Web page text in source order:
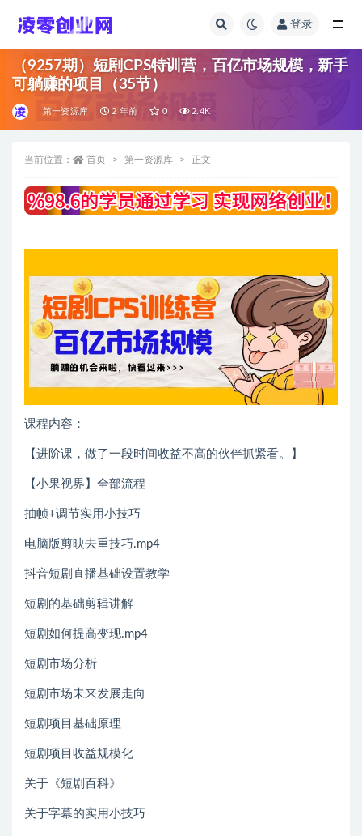
登录
（9257期）短剧CPS特训营，百亿市场规模，新手
可躺赚的项目（35节）
第一资源库 2 年前 0 2.4K
当前位置： 首页 第一资源库 正文
课程内容：
【进阶课，做了一段时间收益不高的伙伴抓紧看。】
【小果视界】全部流程
抽帧+调节实用小技巧
电脑版剪映去重技巧.mp4
抖音短剧直播基础设置教学
短剧的基础剪辑讲解
短剧如何提高变现.mp4
短剧市场分析
短剧市场未来发展走向
短剧项目基础原理
短剧项目收益规模化
关于《短剧百科》
关于字幕的实用小技巧